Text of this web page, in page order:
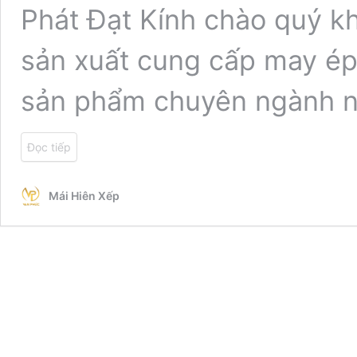
Phát Đạt Kính chào quý
sản xuất cung cấp may
sản phẩm chuyên ngành
Đọc tiếp
Mái Hiên Xếp